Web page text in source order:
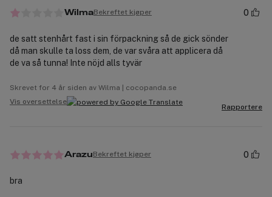
WilmaBekreftet kjøper 0
de satt stenhårt fast i sin förpackning så de gick sönder
då man skulle ta loss dem, de var svåra att applicera då
de va så tunna! Inte nöjd alls tyvär
Skrevet for 4 år siden av Wilma | cocopanda.se
Vis oversettelse
Rapportere
ArazuBekreftet kjøper 0
bra